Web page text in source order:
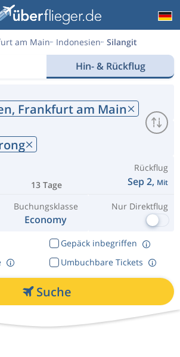
am Main Indonesien Silangit
Hin- & Rückflug
Frankfurt am Main
13 Tage
Rückflug
Sep 2, Mit
Buchungsklasse
Economy
Nur Direktflug
Gepäck inbegriffen
Umbuchbare Tickets
Suche